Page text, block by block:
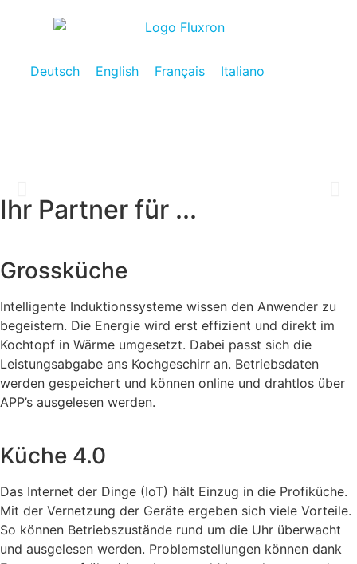
Deutsch English Français Italiano
cooking
Induktion für Grossküchen
Ihr Partner für ...
Grossküche
Intelligente Induktionssysteme wissen den Anwender zu
begeistern. Die Energie wird erst effizient und direkt im
Kochtopf in Wärme umgesetzt. Dabei passt sich die
Leistungsabgabe ans Kochgeschirr an. Betriebsdaten
werden gespeichert und können online und drahtlos über
APP’s ausgelesen werden.
Küche 4.0
Das Internet der Dinge (IoT) hält Einzug in die Profiküche.
Mit der Vernetzung der Geräte ergeben sich viele Vorteile.
So können Betriebszustände rund um die Uhr überwacht
und ausgelesen werden. Problemstellungen können dank